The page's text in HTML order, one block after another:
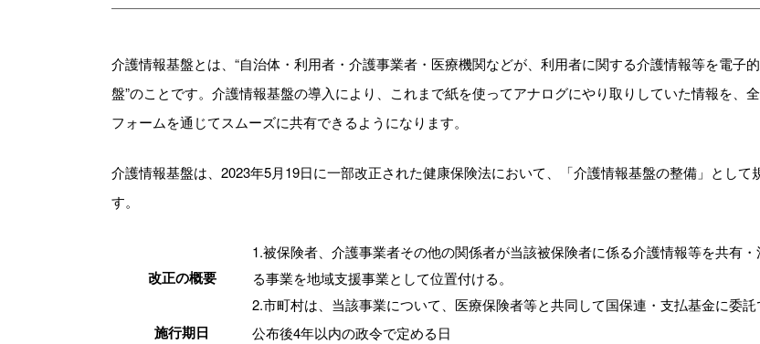
介護情報基盤とは、“自治体・利用者・介護事業者・医療機関などが、利用者に関する介護情報等を電子
盤”のことです。介護情報基盤の導入により、これまで紙を使ってアナログにやり取りしていた情報を、
フォームを通じてスムーズに共有できるようになります。
介護情報基盤は、2023年5月19日に一部改正された健康保険法において、「介護情報基盤の整備」として
す。
改正の概要
1.被保険者、介護事業者その他の関係者が当該被保険者に係る介護情報等を共有
る事業を地域支援事業として位置付ける。
2.市町村は、当該事業について、医療保険者等と共同して国保連・支払基金に委託
施行期日
公布後4年以内の政令で定める日